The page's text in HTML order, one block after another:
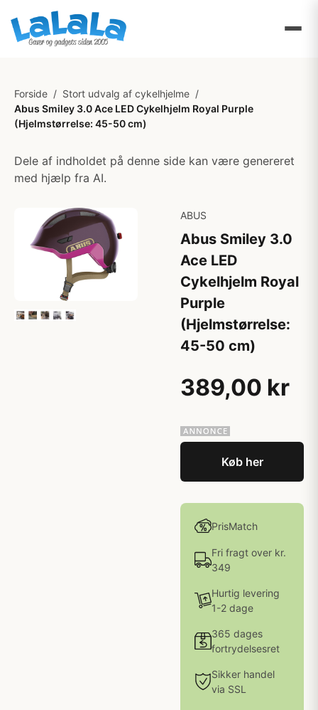
Forside / Stort udvalg af cykelhjelme /
Abus Smiley 3.0 Ace LED Cykelhjelm Royal Purple
(Hjelmstørrelse: 45-50 cm)
Dele af indholdet på denne side kan være genereret
med hjælp fra AI.
ABUS
Abus Smiley 3.0
Ace LED
Cykelhjelm Royal
Purple
(Hjelmstørrelse:
45-50 cm)
389,00 kr
Køb her
PrisMatch
Fri fragt over kr.
349
Hurtig levering
1-2 dage
365 dages
fortrydelsesret
Sikker handel
via SSL